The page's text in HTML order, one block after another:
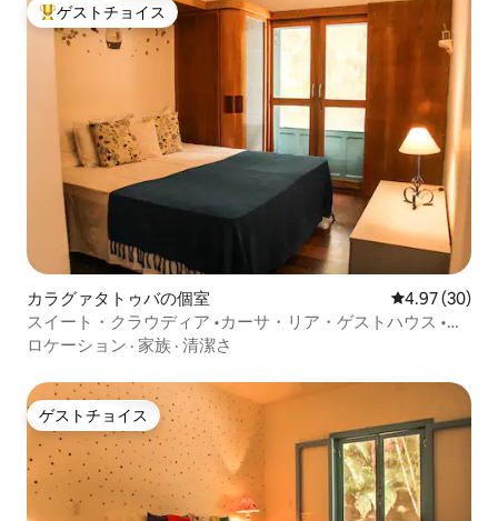
大好評のゲストチョイスです。
ゲストチョイス
カラグァタトゥバの個室 レビュー30
4.97 (30)
スイート・クラウディア •カーサ・リア・ゲストハウス •朝
食
ロケーション · 家族 · 清潔さ
ゲストチョイス
ゲストチョイス